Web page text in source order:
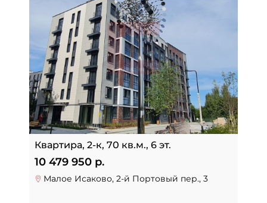
Квартира, 2-к, 70 кв.м., 6 эт.
10 479 950 р.
Малое Исаково, 2-й Портовый пер., 3